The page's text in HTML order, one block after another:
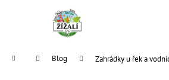
Domů Blog Zahrádky u řek a
Zpět
Zpět